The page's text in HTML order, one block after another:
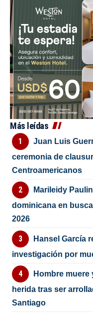
Más leídas
Juan Luis
ceremonia de
Centroamericanos
Marileidy
dominicana en
2026
Hansel García
investigación por
Hombre
herida tras ser
Santiago